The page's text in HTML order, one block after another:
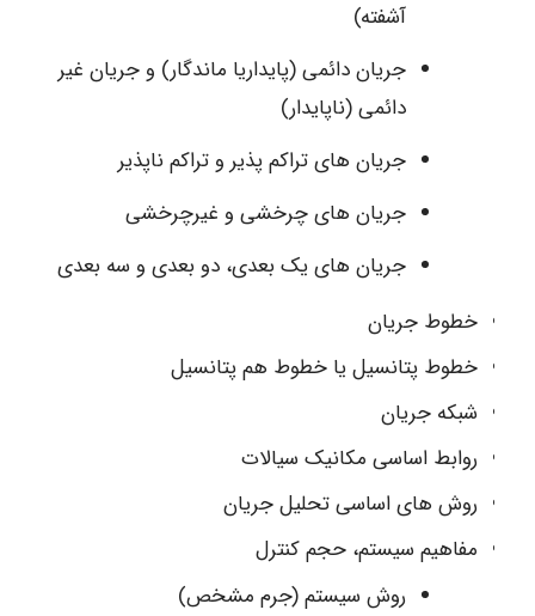
آشفته)
جریان دائمی (پایداریا ماندگار) و جریان غیر
دائمی (ناپایدار)
جریان های تراکم پذیر و تراکم ناپذیر
جریان های چرخشی و غیرچرخشی
جریان های یک بعدی، دو بعدی و سه بعدی
خطوط جریان
خطوط پتانسیل یا خطوط هم پتانسیل
شبکه جریان
روابط اساسی مکانیک سیالات
روش های اساسی تحلیل جریان
مفاهیم سیستم، حجم کنترل
روش سیستم (جرم مشخص)